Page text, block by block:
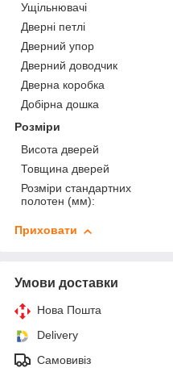
Ущільнювачі
Дверні петлі
Дверний упор
Дверний доводчик
Дверна коробка
Добірна дошка
Розміри
Висота дверей
Товщина дверей
Розміри стандартних
полотен (мм):
Приховати
Умови доставки
Нова Пошта
Delivery
Самовивіз